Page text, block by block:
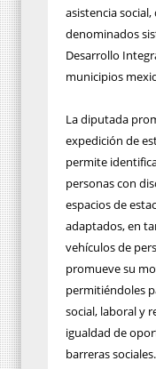
asistencia
denominados
Desarrollo
municipios
La diputada
expedición de
permite
personas con
espacios de
adaptados, en
vehículos de
promueve su
permitiéndoles
social, laboral y
igualdad de
barreras sociales.